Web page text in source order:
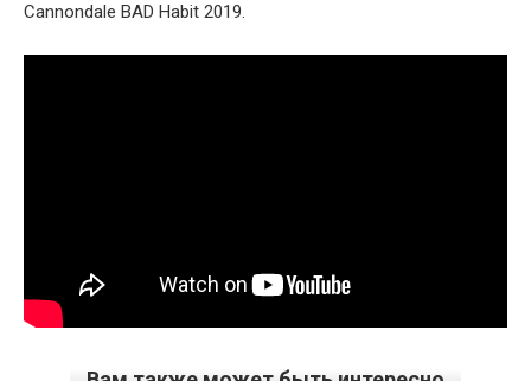
Cannondale BAD Habit 2019.